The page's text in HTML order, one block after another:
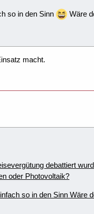
so in den Sinn Wäre
macht.
debattiert
oder Photovoltaik?
so in den Sinn Wäre